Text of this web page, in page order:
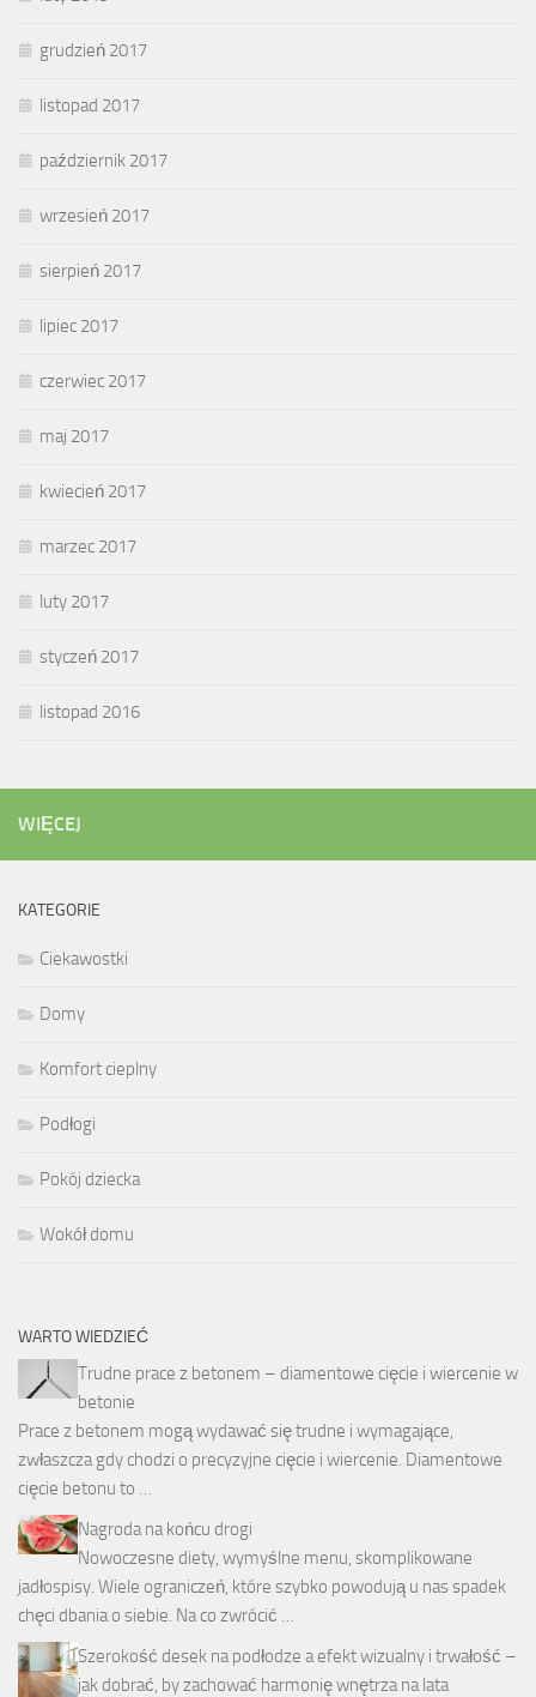
grudzień 2017
listopad 2017
październik 2017
wrzesień 2017
sierpień 2017
lipiec 2017
czerwiec 2017
maj 2017
kwiecień 2017
marzec 2017
luty 2017
styczeń 2017
listopad 2016
WIĘCEJ
KATEGORIE
Ciekawostki
Domy
Komfort cieplny
Podłogi
Pokój dziecka
Wokół domu
WARTO WIEDZIEĆ
Trudne prace z betonem – diamentowe cięcie i wiercenie w
betonie
Prace z betonem mogą wydawać się trudne i wymagające,
zwłaszcza gdy chodzi o precyzyjne cięcie i wiercenie. Diamentowe
cięcie betonu to …
Nagroda na końcu drogi
Nowoczesne diety, wymyślne menu, skomplikowane
jadłospisy. Wiele ograniczeń, które szybko powodują u nas spadek
chęci dbania o siebie. Na co zwrócić …
Szerokość desek na podłodze a efekt wizualny i trwałość –
jak dobrać, by zachować harmonię wnętrza na lata